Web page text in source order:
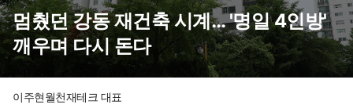
멈췄던 강동 재건축 시계… '명일 4인방'
깨우며 다시 돈다
이주현월천재테크 대표